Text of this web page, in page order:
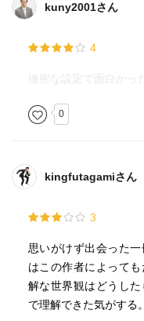
kuny2001さん
4
緻密な設定で面白かった
0
kingfutagamiさん
3
思いがけず出会った
はこの作者によって
解な世界観はどうし
で理解できた気がする。